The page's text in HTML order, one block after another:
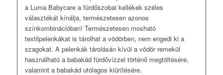
a Luma Babycare a fürdőszobai kellékek széles
választékát kínálja, természetesen azonos
színkombinációban! Természetesen mosható
textilpelenkákat is tárolhat a vödörben, nem engedi ki a
szagokat. A pelenkák tárolásán kívül a vödör remekül
használható a babakád fürdővízzel történő megtöltésére,
valamint a babakád utólagos kiürítésére.